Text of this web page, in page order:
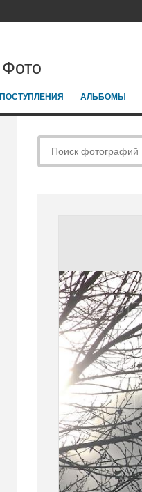
Фото
АЛЬБОМЫ